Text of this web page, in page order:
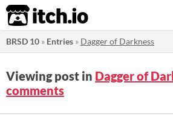
itch.io
BRSD 10 » Entries » Dagger of Darkness
Viewing post in Dagger of
comments